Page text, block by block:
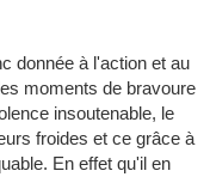
donnée à l'action et au
moments de bravoure
insoutenable, le
froides et ce grâce à
En effet qu'il en